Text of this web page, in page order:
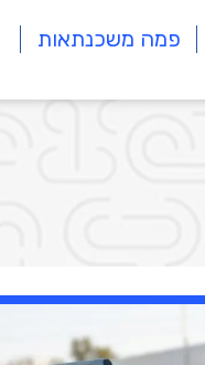
פמה משכנתאות